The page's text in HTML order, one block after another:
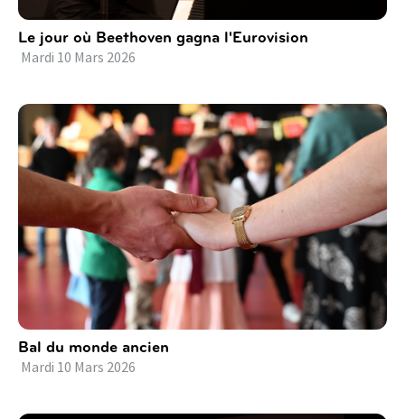
Le jour où Beethoven gagna l'Eurovision
Mardi 10 Mars 2026
Bal du monde ancien
Mardi 10 Mars 2026